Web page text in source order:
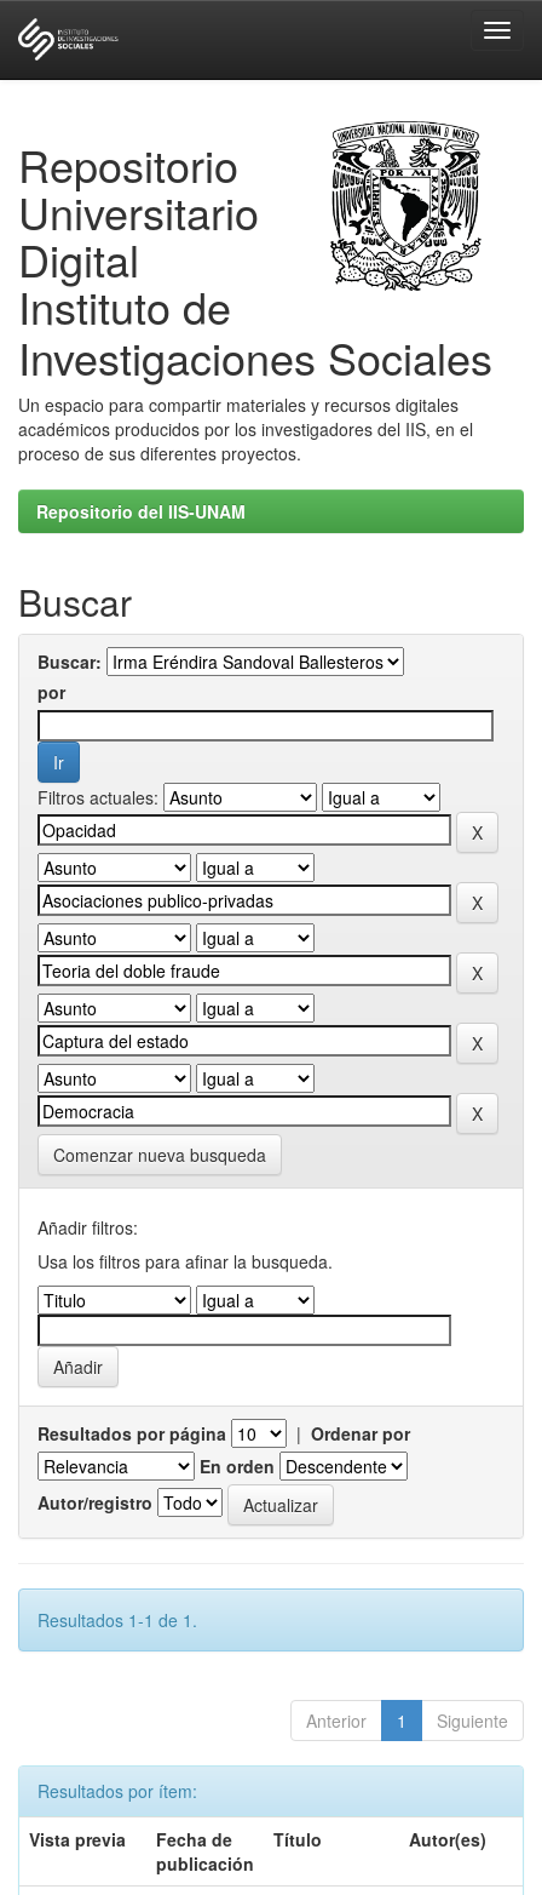
Repositorio
Universitario
Digital
Instituto de
Investigaciones Sociales
Un espacio para compartir materiales y recursos digitales
académicos producidos por los investigadores del IIS, en el
proceso de sus diferentes proyectos.
Repositorio del IIS-UNAM
Buscar
Buscar:
por
Filtros actuales:
Comenzar nueva busqueda
Añadir filtros:
Usa los filtros para afinar la busqueda.
Resultados por página | Ordenar por
En orden
Autor/registro
Resultados 1-1 de 1.
Anterior 1 Siguiente
Resultados por ítem:
Vista previa
Fecha de
publicación
Título Autor(es)